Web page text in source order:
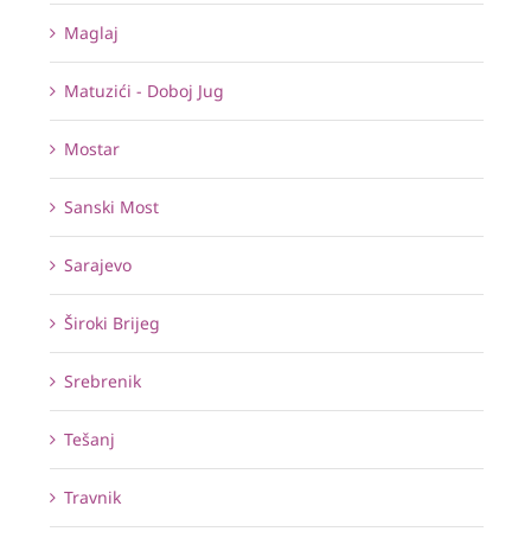
Maglaj
Matuzići - Doboj Jug
Mostar
Sanski Most
Sarajevo
Široki Brijeg
Srebrenik
Tešanj
Travnik